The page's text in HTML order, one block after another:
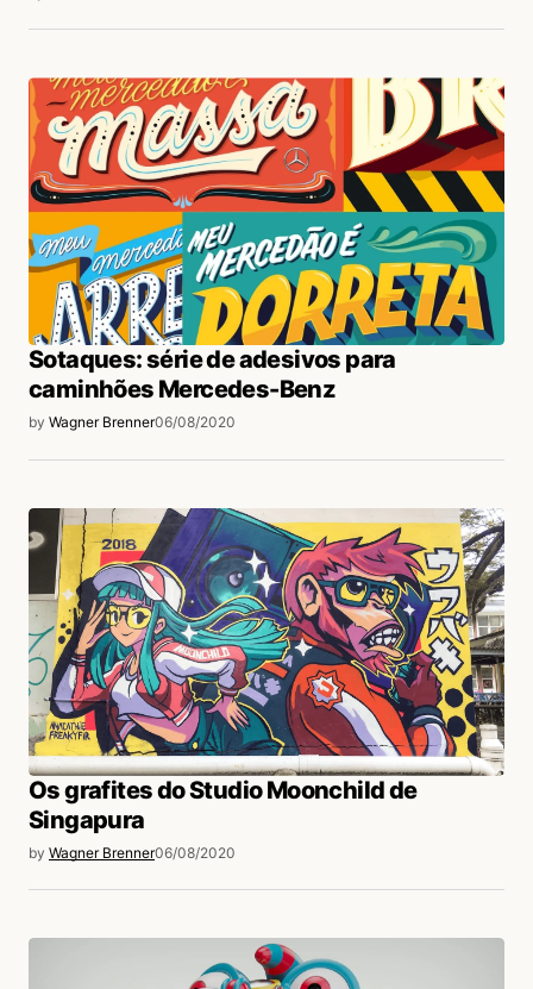
Sotaques: série de adesivos para
caminhões Mercedes-Benz
by Wagner Brenner06/08/2020
Os grafites do Studio Moonchild de
Singapura
by Wagner Brenner06/08/2020